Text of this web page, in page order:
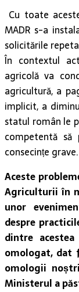
Cu toate
MADR s-a
solicitările
În contextul
agricolă va
agricultură, a
implicit, a
statul român le
competentă să
consecințe grave.
Aceste
Agriculturii în
unor
despre
dintre
omologat, dat
omologii
Ministerul a